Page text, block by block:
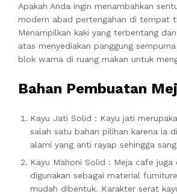
Apakah Anda ingin menambahkan
modern abad pertengahan di tempat
Menampilkan kaki yang terbentang
atas menyediakan panggung
blok warna di ruang makan untuk
Bahan Pembuatan
Kayu Jati Solid : Kayu jati
salah satu bahan pilihan karena ia
alami yang anti rayap sehingga
Kayu Mahoni Solid : Meja cafe
digunakan sebagai material
mudah dibentuk. Karakter serat